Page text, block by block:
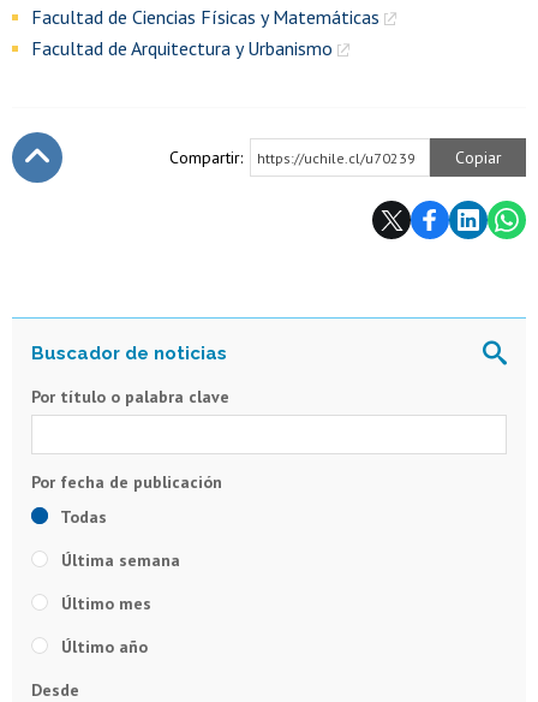
Facultad de Ciencias Físicas y Matemáticas
Facultad de Arquitectura y Urbanismo
Compartir: https://uchile.cl/u70239 Copiar
Por título o palabra clave
Todas
Última semana
Último mes
Último año
Desde